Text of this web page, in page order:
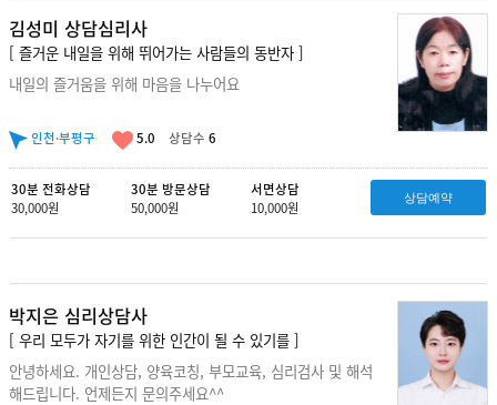
김성미 상담심리사
[ 즐거운 내일을 위해 뛰어가는 사람들의 동반자 ]
내일의 즐거움을 위해 마음을 나누어요
인천·부평구 5.0 상담수 6
30분 전화상담
30,000원
30분 방문상담
50,000원
서면상담
10,000원
상담예약
박지은 심리상담사
[ 우리 모두가 자기를 위한 인간이 될 수 있기를 ]
안녕하세요. 개인상담, 양육코칭, 부모교육, 심리검사 및 해석
해드립니다. 언제든지 문의주세요^^